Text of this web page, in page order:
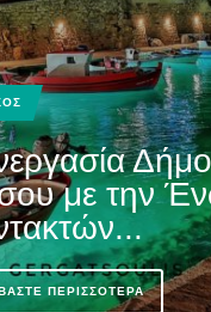
με την
ΠΕΡΙΣΣΌΤΕΡΑ